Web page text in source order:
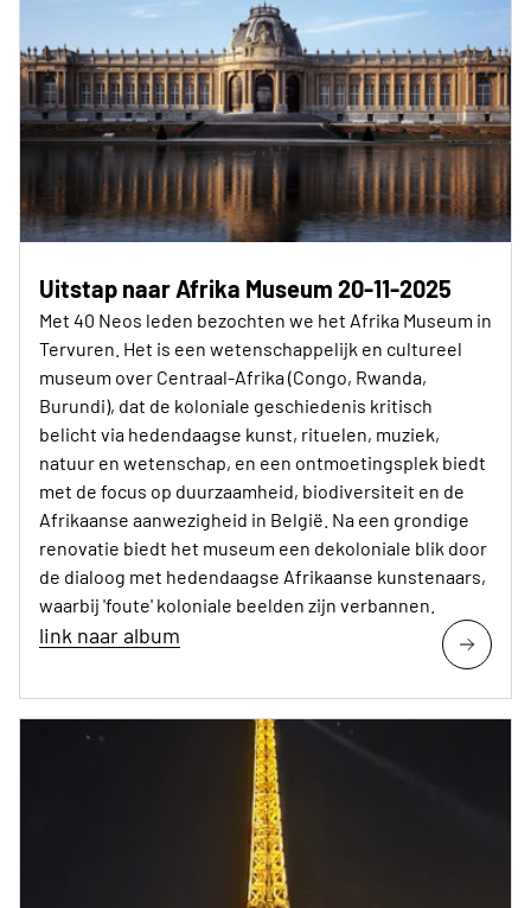
Uitstap naar Afrika Museum 20-11-2025
Met 40 Neos leden bezochten we het Afrika Museum in
Tervuren. Het is een wetenschappelijk en cultureel
museum over Centraal-Afrika (Congo, Rwanda,
Burundi), dat de koloniale geschiedenis kritisch
belicht via hedendaagse kunst, rituelen, muziek,
natuur en wetenschap, en een ontmoetingsplek biedt
met de focus op duurzaamheid, biodiversiteit en de
Afrikaanse aanwezigheid in België. Na een grondige
renovatie biedt het museum een dekoloniale blik door
de dialoog met hedendaagse Afrikaanse kunstenaars,
waarbij 'foute' koloniale beelden zijn verbannen.
link naar album